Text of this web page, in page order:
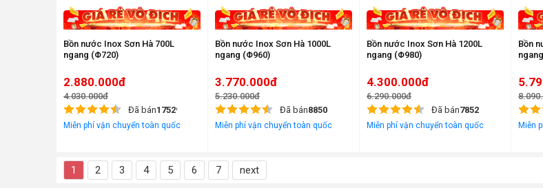
Bồn nước Inox Sơn Hà 700L
ngang (Φ720)
2.880.000đ
4.030.000đ
Đã bán17529
Miễn phí vận chuyển toàn quốc
Bồn nước Inox Sơn Hà 1000L
ngang (Φ960)
3.770.000đ
5.230.000đ
Đã bán8850
Miễn phí vận chuyển toàn quốc
Bồn nước Inox Sơn Hà 1200L
ngang (Φ980)
4.300.000đ
6.290.000đ
Đã bán7852
Miễn phí vận chuyển toàn quốc
Bồn
Miễn
1 2 3 4 5 6 7 next